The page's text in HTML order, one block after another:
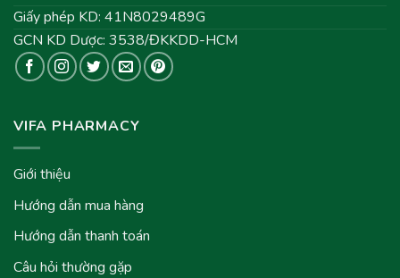
Giấy phép KD: 41N8029489G
GCN KD Dược: 3538/ĐKKDD-HCM
VIFA PHARMACY
Giới thiệu
Hướng dẫn mua hàng
Hướng dẫn thanh toán
Câu hỏi thường gặp